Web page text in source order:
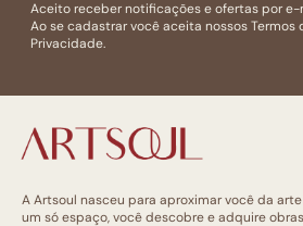
Aceito receber notificações e ofertas por e-
Ao se cadastrar você aceita nossosTermos
Privacidade.
A Artsoul nasceu para aproximar você da
um só espaço, você descobre e adquire